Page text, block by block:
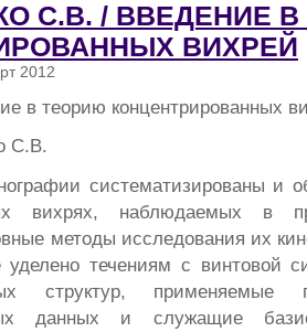
С.В. / ВВЕДЕНИЕ
ВИХРЕЙ
2012
в теорию концентрированных
С.В.
систематизированы и
вихрях, наблюдаемых в
методы исследования их
течениям с винтовой
структур, применяемые
данных и служащие